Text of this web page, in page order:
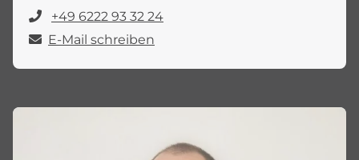
+49 6222 93 32 24
E-Mail schreiben